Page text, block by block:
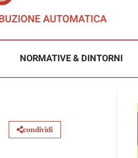
NORMATIVE & DINTORNI
condividi